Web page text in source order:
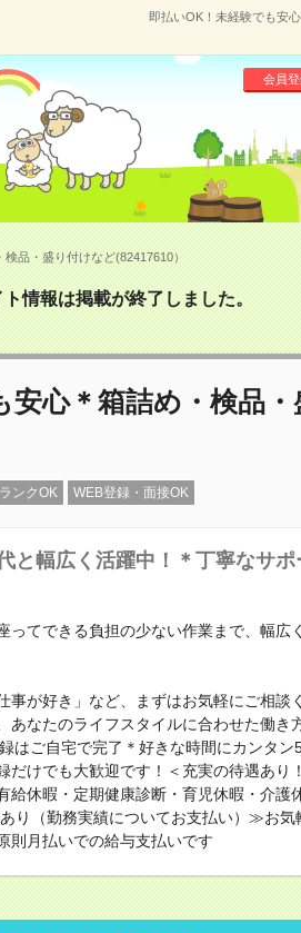
即払いOK！未経験でも安
会員
品・盛り付けなど(82417610）
情報は掲載が終了しました。
安心＊箱詰め・検品・
ンクOK WEB登録・面接OK
と幅広く活躍中！＊丁寧なサポ
ってできる負担の少ない作業まで、幅広
事が好き」など、まずはお気軽にご相談
あなたのライフスタイルに合わせた働き
はご自宅で完了＊好きな時間にカンタン
だけでも大歓迎です！＜充実の待遇あり
給休暇・定期健康診断・育児休暇・介護
り（勤務実績についてお支払い）≫お気
則月払いでの給与支払いです